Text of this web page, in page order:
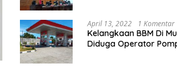
April 13, 2022 1 Komentar
Kelangkaan BBM Di
Diduga Operator